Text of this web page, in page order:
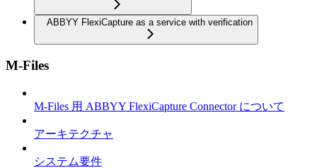
ABBYY FlexiCapture as a service with verification
M-Files
M-Files 用 ABBYY FlexiCapture Connector について
アーキテクチャ
システム要件